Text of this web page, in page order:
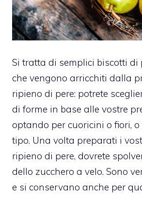
Si tratta di semplici biscotti di
che vengono arricchiti dalla
ripieno di pere: potrete
di forme in base alle vostre
optando per cuoricini o fiori,
tipo. Una volta preparati i
ripieno di pere, dovrete
dello zucchero a velo. Sono
e si conservano anche per